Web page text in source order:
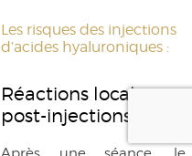
Les risques des injections
d’acides hyaluroniques :
Réactions locales
post-injections